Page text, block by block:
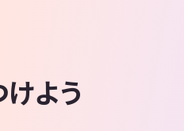
よう